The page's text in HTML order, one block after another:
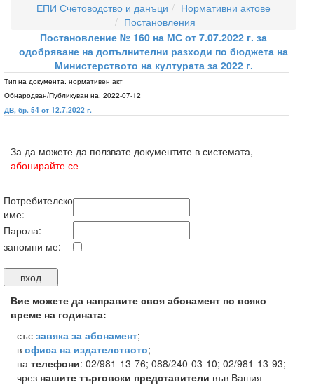
ЕПИ Счетоводство и данъци
Нормативни актове
Постановления
Постановление № 160 на МС от 7.07.2022 г. за
одобряване на допълнителни разходи по бюджета на
Министерството на културата за 2022 г.
Тип на документа: нормативен акт
Обнародван/Публикуван на: 2022-07-12
ДВ, бр. 54 от 12.7.2022 г.
За да можете да ползвате документите в системата,
абонирайте се
Потребителско
име:
Парола:
запомни ме:
Вие можете да направите своя абонамент по всяко
време на годината:
- със завяка за абонамент;
- в офиса на издателството;
- на телефони: 02/981-13-76; 088/240-03-10; 02/981-13-93;
- чрез нашите търговски представители във Вашия